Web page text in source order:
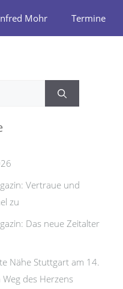
Mohr Termine
Vertraue und
zu
Das neue Zeitalter
Nähe Stuttgart am 14.
des Herzens